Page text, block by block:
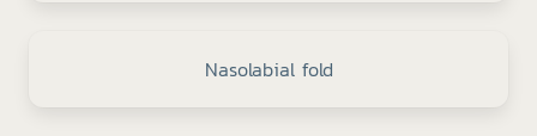
Nasolabial fold